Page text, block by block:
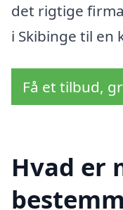
det rigtige
i Skibinge til en
Få et tilbud,
Hvad er